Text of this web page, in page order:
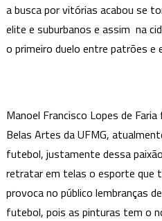
a busca por vitórias acabou se
elite e suburbanos e assim na
o primeiro duelo entre patrões e
Manoel Francisco Lopes de
Belas Artes da UFMG,
futebol, justamente dessa
retratar em telas o esporte que
provoca no público lembranças
futebol, pois as pinturas tem o